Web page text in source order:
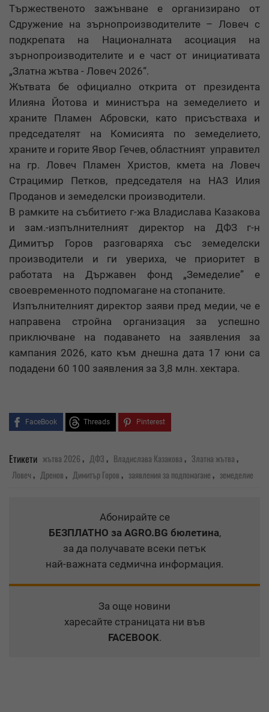
Тържественото зажънване е организирано от
Сдружение на зърнопроизводителите – Ловеч с
подкрепата на Националната асоциация на
зърнопроизводителите и е част от инициативата
„Златна жътва - Ловеч 2026“.
Жътвата бе официално открита от президента
Илияна Йотова и министъра на земеделието и
храните Пламен Абровски, като присъстваха и
председателят на Комисията по земеделието,
храните и горите Явор Гечев, областният управител
на гр. Ловеч Пламен Христов, кмета на Ловеч
Страцимир Петков, председателя на НАЗ Илия
Проданов и земеделски производители.
В рамките на събитието г-жа Владислава Казакова
и зам.-изпълнителният директор на ДФЗ г-н
Димитър Горов разговаряха със земеделски
производители и ги увериха, че приоритет в
работата на Държавен фонд „Земеделие” е
своевременното подпомагане на стопаните.
Изпълнителният директор заяви пред медии, че е
направена стройна организация за успешно
приключване на подаването на заявления за
кампания 2026, като към днешна дата 17 юни са
подадени 60 100 заявления за 3,8 млн. хектара.
FaceBook Threads Pinterest
Етикети жътва 2026, ДФЗ, Владислава Казакова, Златна жътва,
Ловеч, Дренов, Димитър Горов, заявления за подпомагане, земеделие
Абонирайте се
БЕЗПЛАТНО за AGRO.BG бюлетина,
за да получавате всеки петък
най-важната седмична информация.
За още новини
харесайте страницата ни във
FACEBOOK.